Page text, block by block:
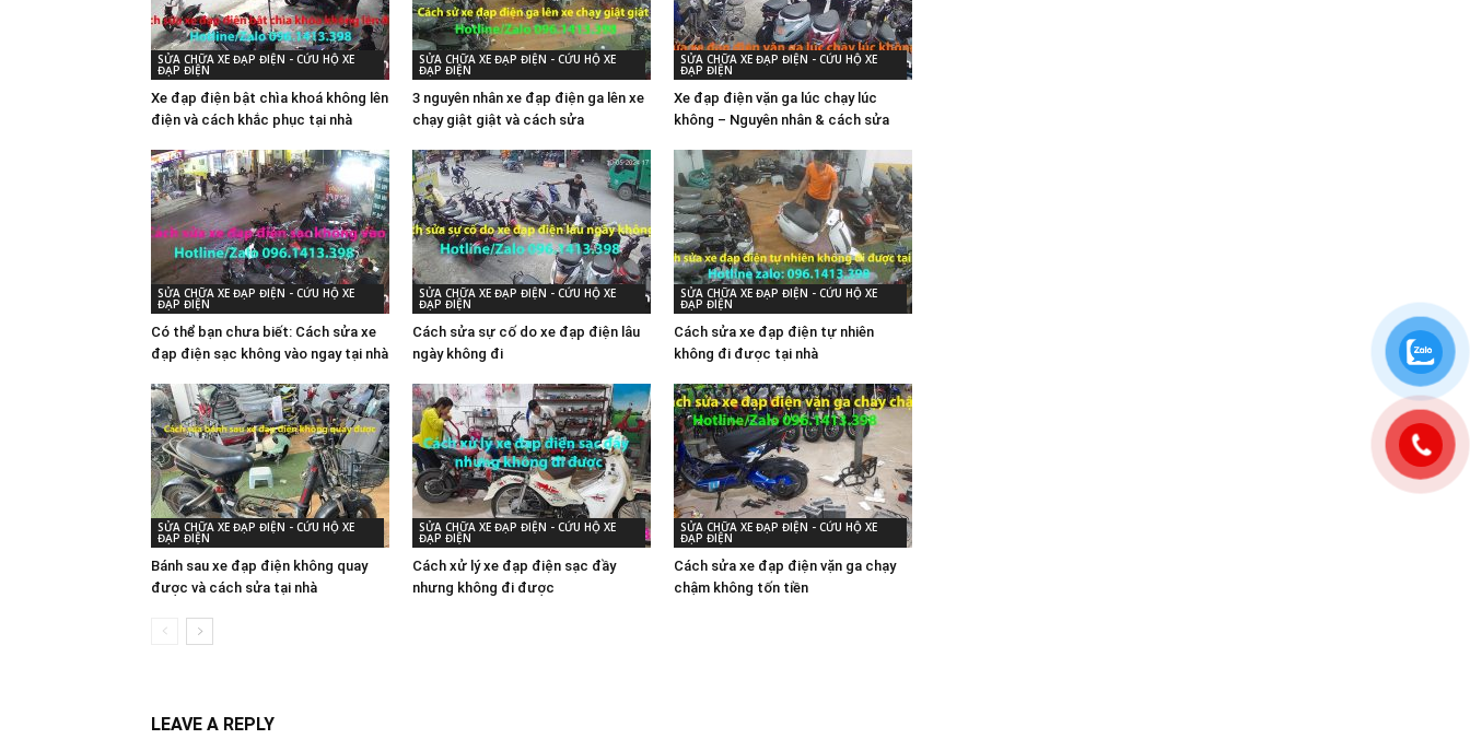
SỬA CHỮA XE ĐẠP ĐIỆN - CỨU HỘ XE
ĐẠP ĐIỆN
Xe đạp điện bật chìa khoá không lên
điện và cách khắc phục tại nhà
SỬA CHỮA XE ĐẠP ĐIỆN - CỨU HỘ XE
ĐẠP ĐIỆN
3 nguyên nhân xe đạp điện ga lên xe
chạy giật giật và cách sửa
SỬA CHỮA XE ĐẠP ĐIỆN - CỨU HỘ XE
ĐẠP ĐIỆN
Xe đạp điện vặn ga lúc chạy lúc
không – Nguyên nhân & cách sửa
SỬA CHỮA XE ĐẠP ĐIỆN - CỨU HỘ XE
ĐẠP ĐIỆN
Có thể bạn chưa biết: Cách sửa xe
đạp điện sạc không vào ngay tại nhà
SỬA CHỮA XE ĐẠP ĐIỆN - CỨU HỘ XE
ĐẠP ĐIỆN
Cách sửa sự cố do xe đạp điện lâu
ngày không đi
SỬA CHỮA XE ĐẠP ĐIỆN - CỨU HỘ XE
ĐẠP ĐIỆN
Cách sửa xe đạp điện tự nhiên
không đi được tại nhà
SỬA CHỮA XE ĐẠP ĐIỆN - CỨU HỘ XE
ĐẠP ĐIỆN
Bánh sau xe đạp điện không quay
được và cách sửa tại nhà
SỬA CHỮA XE ĐẠP ĐIỆN - CỨU HỘ XE
ĐẠP ĐIỆN
Cách xử lý xe đạp điện sạc đầy
nhưng không đi được
SỬA CHỮA XE ĐẠP ĐIỆN - CỨU HỘ XE
ĐẠP ĐIỆN
Cách sửa xe đạp điện vặn ga chạy
chậm không tốn tiền
LEAVE A REPLY